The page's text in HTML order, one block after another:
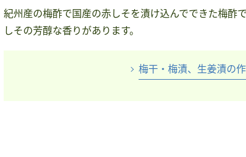
紀州産の梅酢で国産の赤しそを漬け込んでできた梅酢
しその芳醇な香りがあります。
梅干・梅漬、生姜漬の